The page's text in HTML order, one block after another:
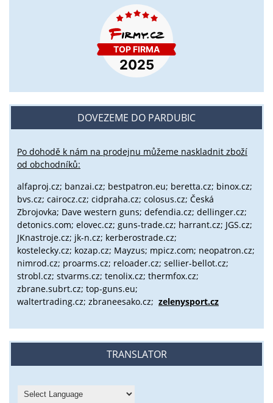
DOVEZEME DO PARDUBIC
Po dohodě k nám na prodejnu můžeme naskladnit zboží
od obchodníků:
alfaproj.cz; banzai.cz; bestpatron.eu; beretta.cz; binox.cz;
bvs.cz; cairocz.cz; cidpraha.cz; colosus.cz; Česká
Zbrojovka; Dave western guns; defendia.cz; dellinger.cz;
detonics.com; elovec.cz; guns-trade.cz; harrant.cz; JGS.cz;
JKnastroje.cz; jk-n.cz; kerberostrade.cz;
kostelecky.cz; kozap.cz; Mayzus; mpicz.com; neopatron.cz;
nimrod.cz; proarms.cz; reloader.cz; sellier-bellot.cz;
strobl.cz; stvarms.cz; tenolix.cz; thermfox.cz;
zbrane.subrt.cz; top-guns.eu;
waltertrading.cz; zbraneesako.cz; zelenysport.cz
TRANSLATOR